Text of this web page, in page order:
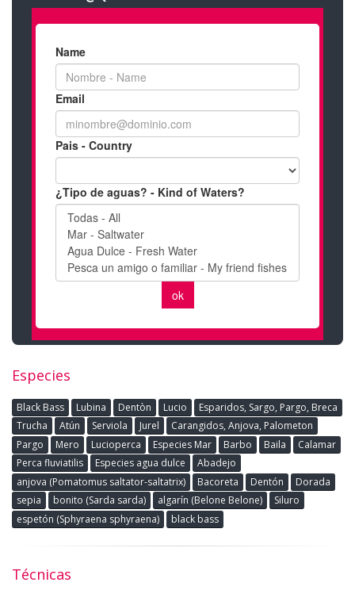
Especies
Black Bass Lubina Dentòn Lucio
Esparidos, Sargo, Pargo, Breca
Trucha
Atún Serviola Jurel
Carangidos, Anjova, Palometon
Pargo
Mero Lucioperca Especies Mar Barbo Baila
Calamar
Perca fluviatilis
Especies agua dulce
Abadejo
anjova (Pomatomus saltator-saltatrix)
Bacoreta Dentón
Dorada
sepia
bonito (Sarda sarda) algarín (Belone Belone)
Siluro
espetón (Sphyraena sphyraena)
black bass
Técnicas